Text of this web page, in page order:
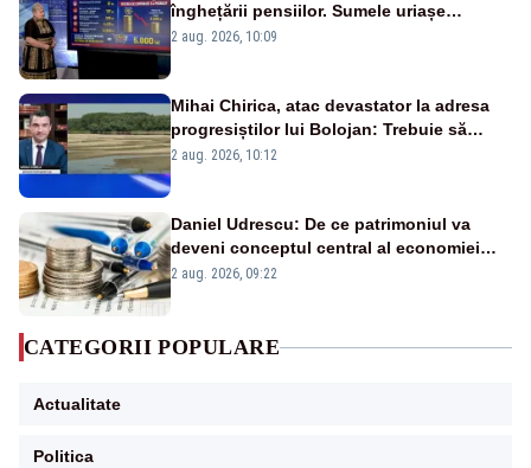
înghețării pensiilor. Sumele uriașe
pierdute de fiecare român
2 aug. 2026, 10:09
Mihai Chirica, atac devastator la adresa
progresiștilor lui Bolojan: Trebuie să
protejăm și natura, dar nu șținem omaneii
2 aug. 2026, 10:12
Daniel Udrescu: De ce patrimoniul va
deveni conceptul central al economiei
viitoare?
2 aug. 2026, 09:22
CATEGORII POPULARE
Actualitate
Politica